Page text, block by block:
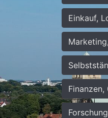
Einkauf,